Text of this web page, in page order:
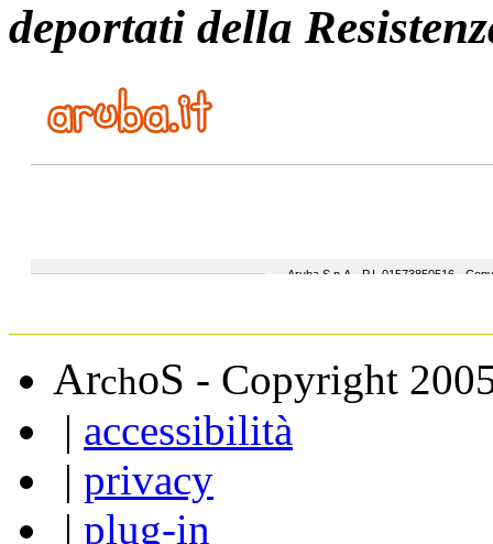
deportati della
ArchoS - Copyright
| accessibilità
| privacy
| plug-in